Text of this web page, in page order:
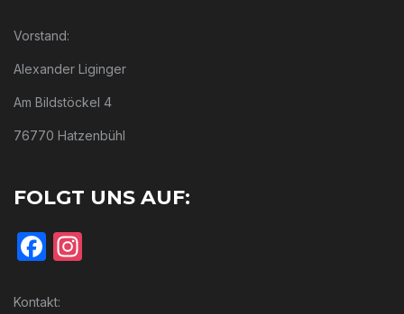
Vorstand:
Alexander Liginger
Am Bildstöckel 4
76770 Hatzenbühl
FOLGT UNS AUF:
Facebook
Kontakt: